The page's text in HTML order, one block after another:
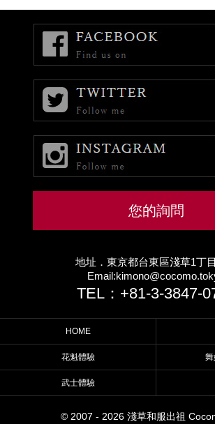
您的詢問
地址．東京都台東區淺草1丁
TEL：+81-3-3847-
HOME
花魁體驗
武士體驗
© 2007 - 2026 淺草和服出祖